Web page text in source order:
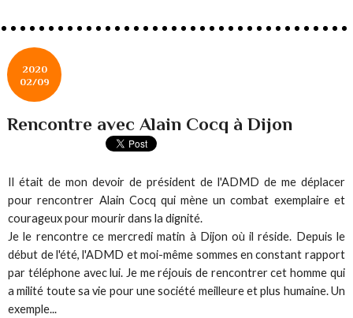
2020
02/09
Rencontre avec Alain Cocq à Dijon
Il était de mon devoir de président de l'ADMD de me déplacer
pour rencontrer Alain Cocq qui mène un combat exemplaire et
courageux pour mourir dans la dignité.
Je le rencontre ce mercredi matin à Dijon où il réside. Depuis le
début de l'été, l'ADMD et moi-même sommes en constant rapport
par téléphone avec lui. Je me réjouis de rencontrer cet homme qui
a milité toute sa vie pour une société meilleure et plus humaine. Un
exemple...